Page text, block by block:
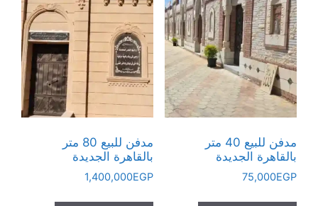
مدفن للبيع 40 متر
بالقاهرة الجديدة
75,000EGP
مدفن للبيع 80 متر
بالقاهرة الجديدة
1,400,000EGP